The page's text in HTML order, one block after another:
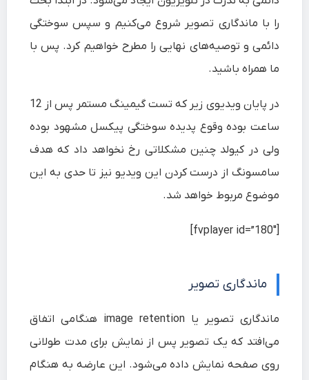
را با ماندگاری تصویر شروع می‌کنیم و سپس سوختگی
دائمی و توصیه‌های نهایی را مطرح خواهیم کرد. پس با
ما همراه باشید.
در پایان ویدیوی زیر که تست گیمینگ مستمر پس از 12
ساعت بوده وقوع پدیده سوختگی پیکسل مشهود بوده
ولی در کیولد چنین مشکلاتی رخ نخواهد داد که هدف
سامسونگ از درست کردن این ویدیو نیز تا حدی به این
موضوع مربوط خواهد شد.
[fvplayer id=”180″]
ماندگاری تصویر
ماندگاری تصویر یا image retention هنگامی اتفاق
می‌افتد که یک تصویر پس از نمایش برای مدت طولانی
روی صفحه نمایش داده می‌شود. این عارضه به هنگام